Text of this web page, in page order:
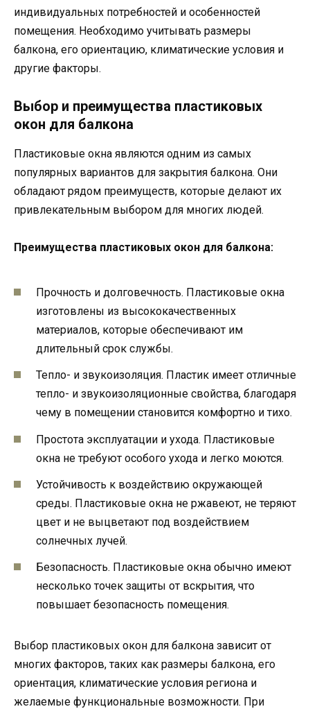
индивидуальных потребностей и особенностей
помещения. Необходимо учитывать размеры
балкона, его ориентацию, климатические условия и
другие факторы.
Выбор и преимущества пластиковых
окон для балкона
Пластиковые окна являются одним из самых
популярных вариантов для закрытия балкона. Они
обладают рядом преимуществ, которые делают их
привлекательным выбором для многих людей.
Преимущества пластиковых окон для балкона:
Прочность и долговечность. Пластиковые окна
изготовлены из высококачественных
материалов, которые обеспечивают им
длительный срок службы.
Тепло- и звукоизоляция. Пластик имеет отличные
тепло- и звукоизоляционные свойства, благодаря
чему в помещении становится комфортно и тихо.
Простота эксплуатации и ухода. Пластиковые
окна не требуют особого ухода и легко моются.
Устойчивость к воздействию окружающей
среды. Пластиковые окна не ржавеют, не теряют
цвет и не выцветают под воздействием
солнечных лучей.
Безопасность. Пластиковые окна обычно имеют
несколько точек защиты от вскрытия, что
повышает безопасность помещения.
Выбор пластиковых окон для балкона зависит от
многих факторов, таких как размеры балкона, его
ориентация, климатические условия региона и
желаемые функциональные возможности. При